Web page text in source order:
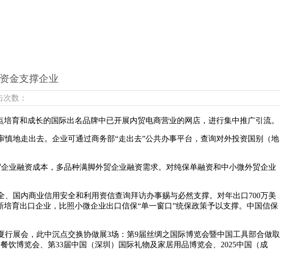
金支撑企业
数：
和成长的国际出名品牌中已开展内贸电商营业的网店，进行集中推广引流。
走出去。企业可通过商务部“走出去”公共办事平台，查询对外投资国别（地
融资成本，多品种满脚外贸企业融资需求。对纯保单融资和中小微外贸企业
内商业信用安全和利用资信查询拜访办事赐与必然支撑。对年出口700万美
育出口企业，比照小微企业出口信保“单一窗口”统保政策予以支撑。中国信保
会，此中沉点交换协做展3场：第9届丝绸之国际博览会暨中国工具部合做取
饮博览会、第33届中国（深圳）国际礼物及家居用品博览会、2025中国（成